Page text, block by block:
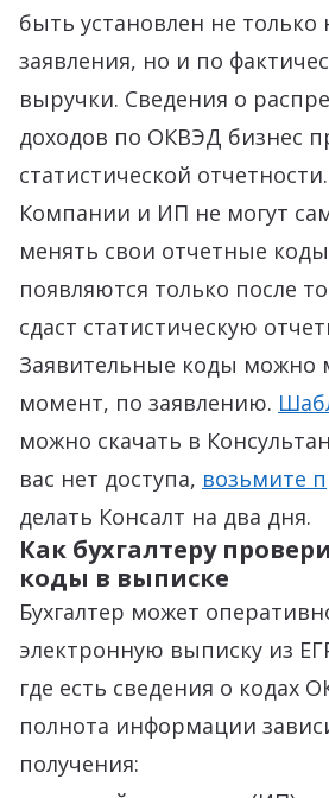
быть установлен не только
заявления, но и по
выручки. Сведения о
доходов по ОКВЭД бизнес
статистической отчетности.
Компании и ИП не могут
менять свои отчетные
появляются только после
сдаст статистическую
Заявительные коды можно
момент, по заявлению.
можно скачать в
вас нет доступа, возьмите
делать Консалт на два дня.
Как бухгалтеру
коды в выписке
Бухгалтер может
электронную выписку из
где есть сведения о кодах
полнота информации
получения: